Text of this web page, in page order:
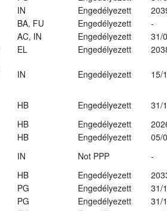
IN Engedélyezett
BA, FU Engedélyezett
-
AC, IN Engedélyezett
31/
EL Engedélyezett
IN Engedélyezett 15/
HB Engedélyezett
31/
HB Engedélyezett
HB Engedélyezett
05/
IN Not PPP
-
HB Engedélyezett
PG Engedélyezett
31/
PG Engedélyezett
31/